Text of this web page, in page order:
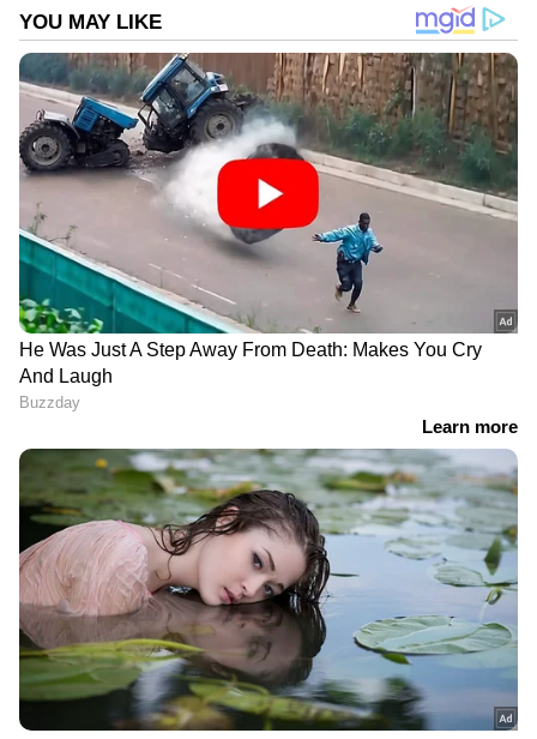
സര്‍ക്കിള്‍ ഇന്‍സ്‌പെക്ടര്‍ അജയകുമാറിന്റെ
നേതൃത്വത്തില്‍ നടന്ന പരിശോധനയില്‍ സിവില്‍
എക്‌സൈസ് ഓഫീസര്‍മാരായ രജിത്, തൗഫീഖ്,
ഹരികൃഷ്ണന്‍, സുബിന്‍ രാജ്, അനീഷ്
എന്നിവരും പങ്കെടുത്തു.
DOWNLOAD APP
അറിയാൻ
എപ്പോഴും ഏഷ്യാനെറ്റ് ന്യൂസ് വാർത്തകൾ.
Malayalam Newsഅപ്‌ഡേറ്റുകളും
ആഴത്തിലുള്ള വിശകലനവും സമഗ്രമായ
റിപ്പോർട്ടിംഗും — എല്ലാം ഒരൊറ്റ സ്ഥലത്ത്.
ഏത് സമയത്തും, എവിടെയും
വിശ്വസനീയമായ വാർത്തകൾ ലഭിക്കാൻ
Asianet News Malayalam